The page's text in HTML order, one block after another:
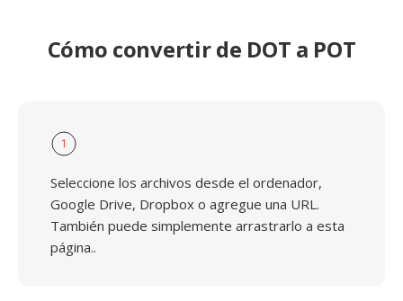
Cómo convertir de DOT a POT
1
Seleccione los archivos desde el ordenador,
Google Drive, Dropbox o agregue una URL.
También puede simplemente arrastrarlo a esta
página..